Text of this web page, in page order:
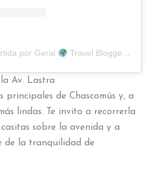
por Geral Travel Blogger (@matecito.viajero)
Av. Lastra
principales de Chascomús y, a
lindas. Te invito a recorrerla
sobre la avenida y a
de la tranquilidad de